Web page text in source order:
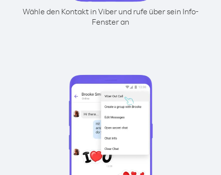
Wähle den Kontakt in Viber und rufe über sein Info-
Fenster an